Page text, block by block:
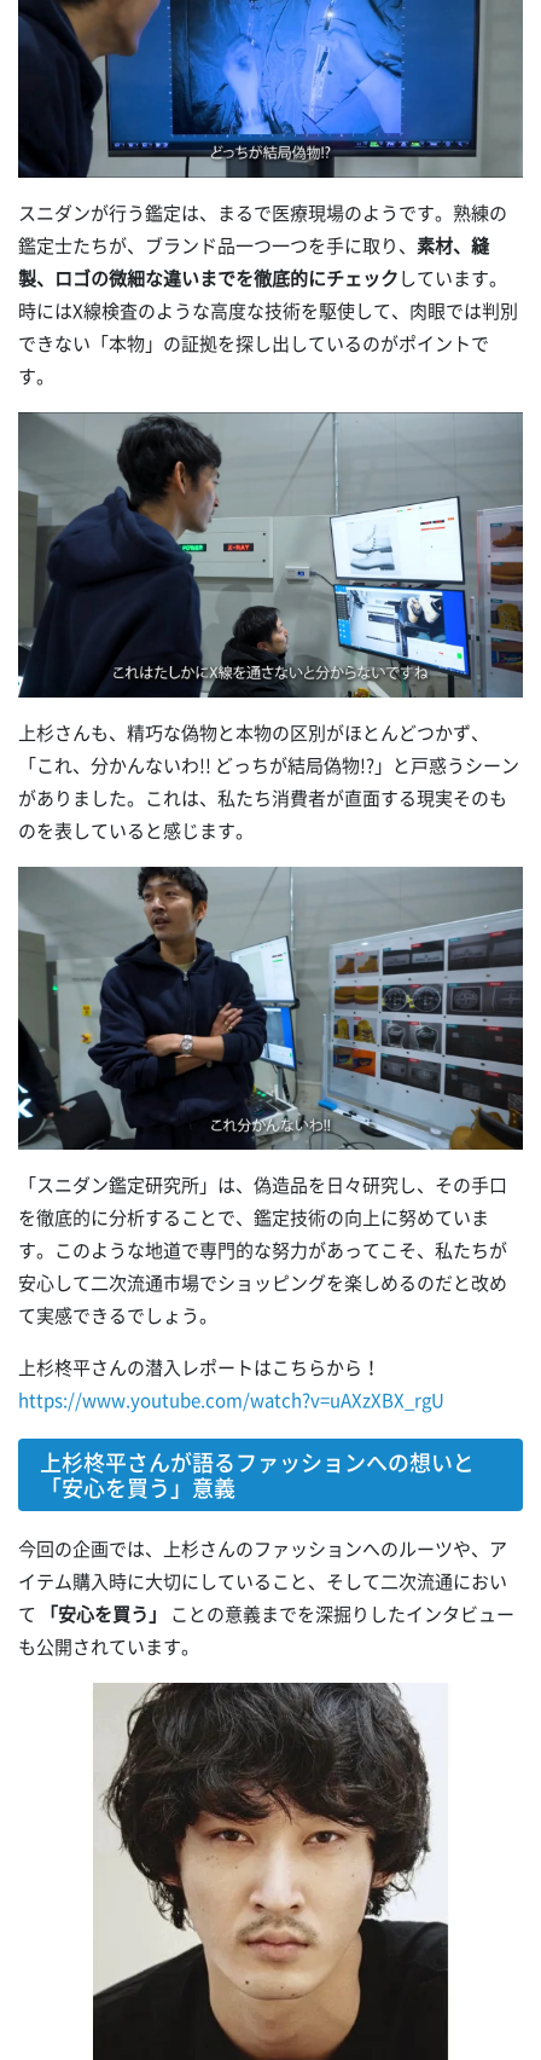
スニダンが行う鑑定は、まるで医療現場のようです。熟練の
鑑定士たちが、ブランド品一つ一つを手に取り、 素材、縫
製、ロゴの微細な違いまでを徹底的にチェックしています。
時にはX線検査のような高度な技術を駆使して、肉眼では判別
できない「本物」の証拠を探し出しているのがポイントで
す。
上杉さんも、精巧な偽物と本物の区別がほとんどつかず、
「これ、分かんないわ!! どっちが結局偽物!?」と戸惑うシーン
がありました。これは、私たち消費者が直面する現実そのも
のを表していると感じます。
「スニダン鑑定研究所」は、偽造品を日々研究し、その手口
を徹底的に分析することで、鑑定技術の向上に努めていま
す。このような地道で専門的な努力があってこそ、私たちが
安心して二次流通市場でショッピングを楽しめるのだと改め
て実感できるでしょう。
上杉柊平さんの潜入レポートはこちらから！
https://www.youtube.com/watch?v=uAXzXBX_rgU
上杉柊平さんが語るファッションへの想いと
「安心を買う」意義
今回の企画では、上杉さんのファッションへのルーツや、ア
イテム購入時に大切にしていること、そして二次流通におい
て 「安心を買う」
ことの意義までを深掘りしたインタビュー
も公開されています。